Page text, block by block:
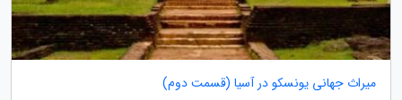
میراث جهانی یونسکو در آسیا (قسمت دوم)